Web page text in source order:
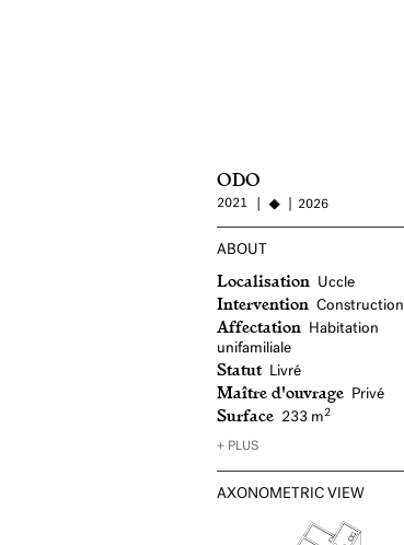
ODO
2021 2026
ABOUT
Localisation Uccle
Intervention Construction
Affectation Habitation
unifamiliale
Statut Livré
Maître d'ouvrage Privé
Surface 233 m2
+ PLUS
AXONOMETRIC VIEW